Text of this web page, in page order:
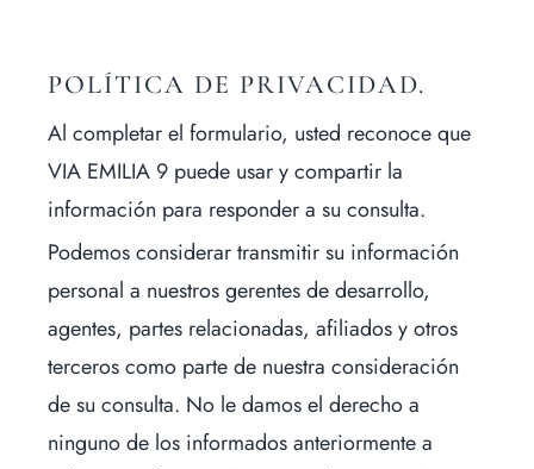
POLÍTICA DE PRIVACIDAD.
Al completar el formulario, usted reconoce que
VIA EMILIA 9 puede usar y compartir la
información para responder a su consulta.
Podemos considerar transmitir su información
personal a nuestros gerentes de desarrollo,
agentes, partes relacionadas, afiliados y otros
terceros como parte de nuestra consideración
de su consulta. No le damos el derecho a
ninguno de los informados anteriormente a